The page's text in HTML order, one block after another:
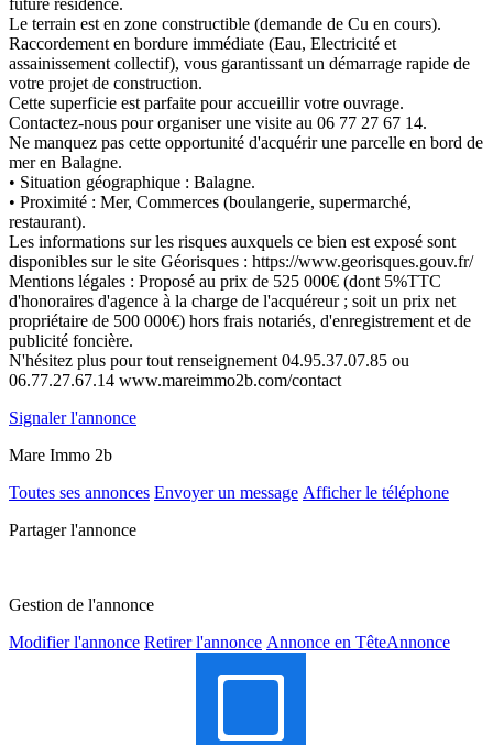
Le terrain est en zone constructible (demande de Cu en cours).
Raccordement en bordure immédiate (Eau, Electricité et
assainissement collectif), vous garantissant un démarrage rapide de
votre projet de construction.
Cette superficie est parfaite pour accueillir votre ouvrage.
Contactez-nous pour organiser une visite au 06 77 27 67 14.
Ne manquez pas cette opportunité d'acquérir une parcelle en bord de
mer en Balagne.
• Situation géographique : Balagne.
• Proximité : Mer, Commerces (boulangerie, supermarché,
restaurant).
Les informations sur les risques auxquels ce bien est exposé sont
disponibles sur le site Géorisques : https://www.georisques.gouv.fr/
Mentions légales : Proposé au prix de 525 000€ (dont 5%TTC
d'honoraires d'agence à la charge de l'acquéreur ; soit un prix net
propriétaire de 500 000€) hors frais notariés, d'enregistrement et de
publicité foncière.
N'hésitez plus pour tout renseignement 04.95.37.07.85 ou
06.77.27.67.14 www.mareimmo2b.com/contact
Signaler l'annonce
Mare Immo 2b
Toutes ses annonces Envoyer un message Afficher le téléphone
Partager l'annonce
Gestion de l'annonce
Modifier l'annonce Retirer l'annonce Annonce en TêteAnnonce